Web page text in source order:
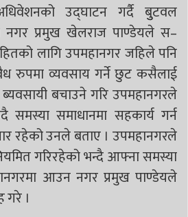
उद्घाटन गर्दै बुुटवल
नगर प्रमुख खेलराज पाण्डेयले स–
लागि उपमहानगर जहिले पनि
रुपमा व्यवसाय गर्ने छुट कसैलाई
बचाउने गरि उपमहानगरले
समस्या समाधानमा सहकार्य गर्न
रहेको उनले बताए । उपमहानगरले
गरिरहेको भन्दै आफ्ना समस्या
आउन नगर प्रमुख पाण्डेयले
गरे ।